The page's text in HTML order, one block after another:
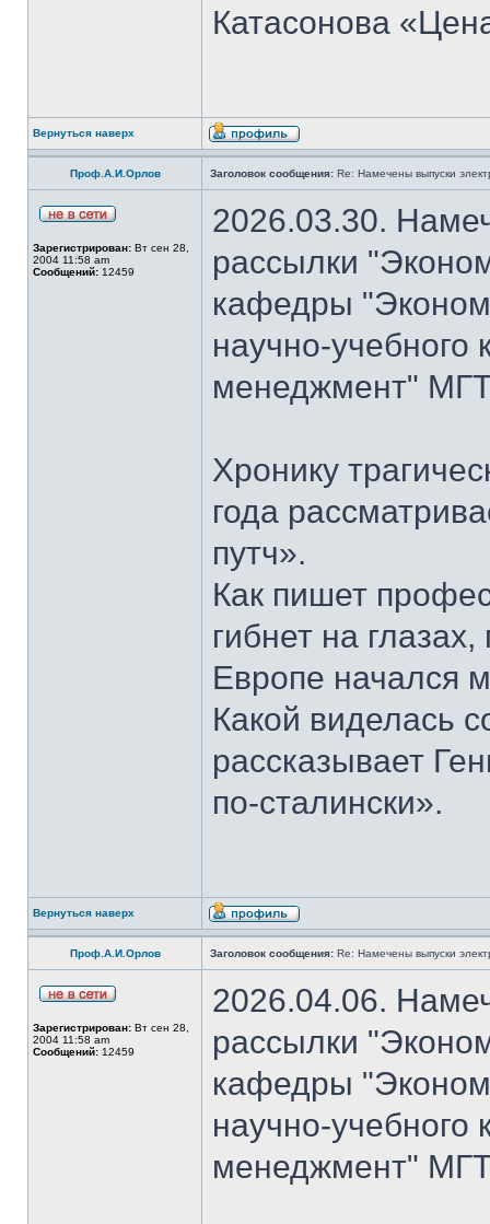
Катасонова
Вернуться наверх
Проф.А.И.Орлов Заголовок сообщения: Re: Намечены выпуски
Зарегистрирован: Вт сен 28,
2004 11:58 am
Сообщений: 12459
2026.03.30.
рассылки
кафедры
научно-
менеджмент"
Хронику
года
путч».
Как пишет
гибнет на
Европе начался
Какой виделась
рассказывает
по-сталински».
Вернуться наверх
Проф.А.И.Орлов Заголовок сообщения: Re: Намечены выпуски
Зарегистрирован: Вт сен 28,
2004 11:58 am
Сообщений: 12459
2026.04.06.
рассылки
кафедры
научно-
менеджмент"